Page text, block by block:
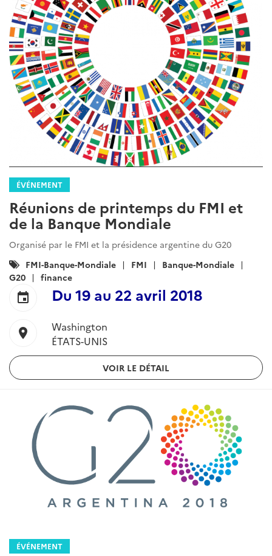
ÉVÉNEMENT
Réunions de printemps du FMI et
de la Banque Mondiale
Organisé par le FMI et la présidence argentine du G20
Catégories
:
FMI-Banque-Mondiale FMI
Banque-Mondiale
G20
finance
event Du 19 au 22 avril 2018
location_on
Washington
ÉTATS-UNIS
VOIR LE DÉTAIL
ÉVÉNEMENT